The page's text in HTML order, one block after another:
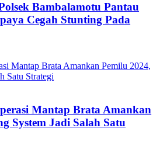
Bambalamotu Pantau
Cegah Stunting Pada
Mantap Brata Amankan
System Jadi Salah Satu